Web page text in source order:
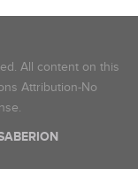
All content on this
Attribution-No